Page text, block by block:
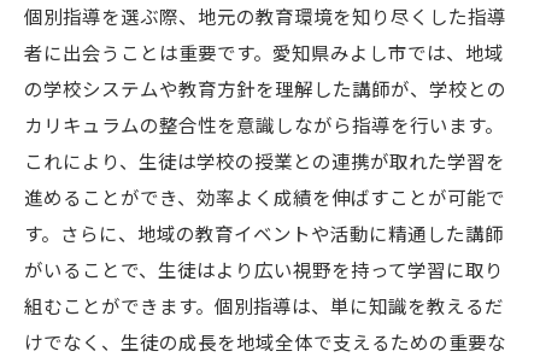
個別指導を選ぶ際、地元の教育環境を知り尽くした指導
者に出会うことは重要です。愛知県みよし市では、地域
の学校システムや教育方針を理解した講師が、学校との
カリキュラムの整合性を意識しながら指導を行います。
これにより、生徒は学校の授業との連携が取れた学習を
進めることができ、効率よく成績を伸ばすことが可能で
す。さらに、地域の教育イベントや活動に精通した講師
がいることで、生徒はより広い視野を持って学習に取り
組むことができます。個別指導は、単に知識を教えるだ
けでなく、生徒の成長を地域全体で支えるための重要な